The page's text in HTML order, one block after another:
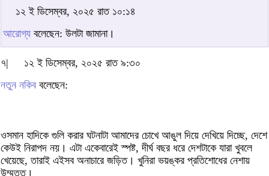
১২ ই ডিসেম্বর, ২০২৫ রাত ১০:১৪
আরোগ্য বলেছেন: উলটা জামানা।
৭|
১২ ই ডিসেম্বর, ২০২৫ রাত ৯:৩০
নতুন নকিব বলেছেন:
ওসমান হাদিকে গুলি করার ঘটনাটা আমাদের চোখে আঙুল দিয়ে দেখিয়ে দিচ্ছে, দেশে
কেউই নিরাপদ নয়। এটা একেবারেই স্পষ্ট, দীর্ঘ বছর ধরে দেশটাকে যারা খুবলে
খেয়েছে, তারাই এইসব অনাচারে জড়িত। খুনিরা ভয়ঙ্কর প্রতিশোধের নেশায়
উম্মত্ত।